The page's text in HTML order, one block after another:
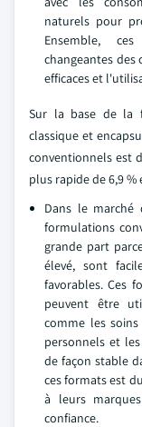
naturels pour
Ensemble,
changeantes
efficaces et
Sur la base de la
classique et
conventionnels est
plus rapide de 6,9 %
Dans le marché
formulations
grande part
élevé, sont
favorables. Ces
peuvent être
comme les
personnels et
de façon stable
ces formats est
à leurs
confiance.